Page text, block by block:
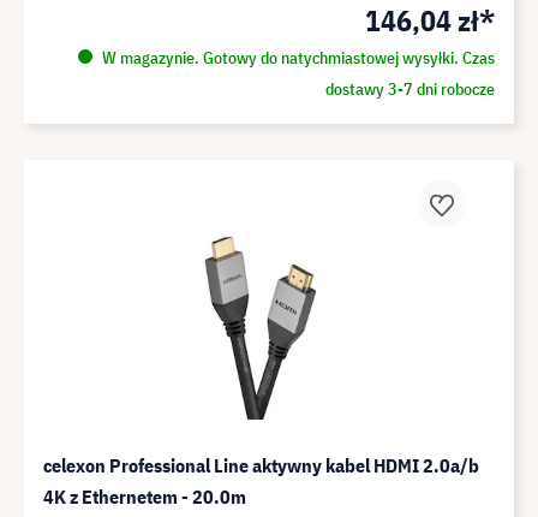
146,04 zł*
W magazynie. Gotowy do natychmiastowej wysyłki. Czas
dostawy 3-7 dni robocze
celexon Professional Line aktywny kabel HDMI 2.0a/b
4K z Ethernetem - 20.0m